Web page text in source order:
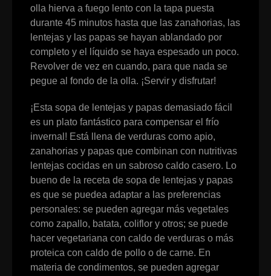
olla hierva a fuego lento con la tapa puesta
durante 45 minutos hasta que las zanahorias, las
lentejas y las papas se hayan ablandado por
completo y el líquido se haya espesado un poco.
Revolver de vez en cuando, para que nada se
pegue al fondo de la olla. ¡Servir y disfrutar!
¡Esta sopa de lentejas y papas demasiado fácil
es un plato fantástico para compensar el frío
invernal! Está llena de verduras como apio,
zanahorias y papas que combinan con nutritivas
lentejas cocidas en un sabroso caldo casero. Lo
bueno de la receta de sopa de lentejas y papas
es que se puedea adaptar a las preferencias
personales: se pueden agregar más vegetales
como zapallo, batata, coliflor y otros; se puede
hacer vegetariana con caldo de verduras o más
proteica con caldo de pollo o de carne. En
materia de condimentos, se pueden agregar